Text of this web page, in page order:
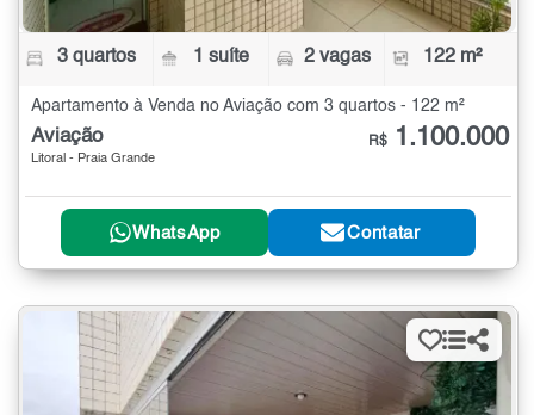
3 quartos 1 suíte 2 vagas 122 m²
Apartamento à Venda no Aviação com 3 quartos - 122 m²
Aviação
Litoral - Praia Grande
R$ 1.100.000
WhatsApp Contatar